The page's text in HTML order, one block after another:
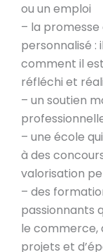
ou un emploi
– la
personnalisé
comment il
réfléchi et
– un soutien
– une école
à des
valorisation
– des
passionnants
le commerce,
projets et